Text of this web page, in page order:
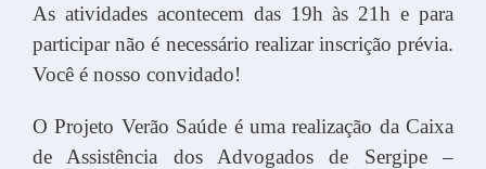
As atividades acontecem das 19h às 21h e para
participar não é necessário realizar inscrição prévia.
Você é nosso convidado!
O Projeto Verão Saúde é uma realização da Caixa
de Assistência dos Advogados de Sergipe –